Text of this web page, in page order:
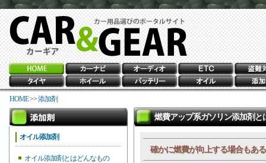
HOME>>添加剤
オイル添加剤
オイル添加剤とはどんなもの
燃費アップ系ガソリン添加剤と
確かに燃費が向上する場合もある